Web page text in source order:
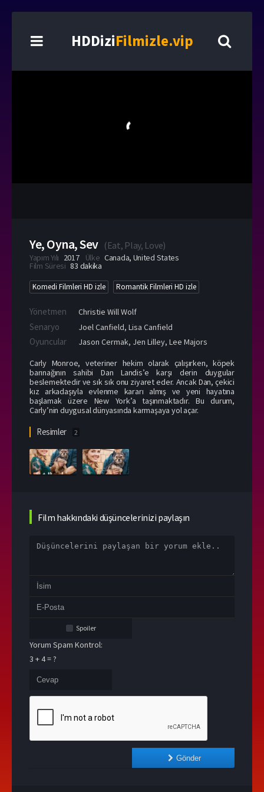
HDDiziFilmizle.vip
Ye, Oyna, Sev (Eat, Play, Love)
Yapım Yılı 2017 Ülke Canada, United States
Film Süresi 83 dakika
Komedi Filmleri HD izle Romantik Filmleri HD izle
Yönetmen Christie Will Wolf
Senaryo Joel Canfield, Lisa Canfield
Oyuncular Jason Cermak, Jen Lilley, Lee Majors
Carly Monroe, veteriner hekim olarak çalışırken, köpek
barınağının sahibi Dan Landis’e karşı derin duygular
beslemektedir ve sık sık onu ziyaret eder. Ancak Dan, çekici
kız arkadaşıyla evlenme kararı almış ve yeni hayatına
başlamak üzere New York’a taşınmaktadır. Bu durum,
Carly’nin duygusal dünyasında karmaşaya yol açar.
Resimler 2
Film hakkındaki düşüncelerinizi paylaşın
Spoiler
Yorum Spam Kontrol:
3 + 4 = ?
Gönder